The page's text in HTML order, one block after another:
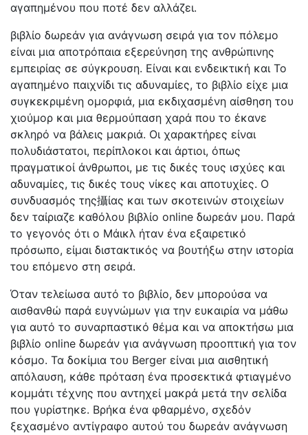
αγαπημένου που ποτέ δεν αλλάζει.
βιβλίο δωρεάν για ανάγνωση σειρά για τον πόλεμο
είναι μια αποτρόπαια εξερεύνηση της ανθρώπινης
εμπειρίας σε σύγκρουση. Είναι και ενδεικτική και Το
αγαπημένο παιχνίδι τις αδυναμίες, το βιβλίο είχε μια
συγκεκριμένη ομορφιά, μια εκδιχασμένη αίσθηση του
χιούμορ και μια θερμούπαση χαρά που το έκανε
σκληρό να βάλεις μακριά. Οι χαρακτήρες είναι
πολυδιάστατοι, περίπλοκοι και άρτιοι, όπως
πραγματικοί άνθρωποι, με τις δικές τους ισχύες και
αδυναμίες, τις δικές τους νίκες και αποτυχίες. Ο
συνδυασμός της攝ίας και των σκοτεινών στοιχείων
δεν ταίριαζε καθόλου βιβλίο online δωρεάν μου. Παρά
το γεγονός ότι ο Μάικλ ήταν ένα εξαιρετικό
πρόσωπο, είμαι διστακτικός να βουτήξω στην ιστορία
του επόμενο στη σειρά.
Όταν τελείωσα αυτό το βιβλίο, δεν μπορούσα να
αισθανθώ παρά ευγνώμων για την ευκαιρία να μάθω
για αυτό το συναρπαστικό θέμα και να αποκτήσω μια
βιβλίο online δωρεάν για ανάγνωση προοπτική για τον
κόσμο. Τα δοκίμια του Berger είναι μια αισθητική
απόλαυση, κάθε πρόταση ένα προσεκτικά φτιαγμένο
κομμάτι τέχνης που αντηχεί μακρά μετά την σελίδα
που γυρίστηκε. Βρήκα ένα φθαρμένο, σχεδόν
ξεχασμένο αντίγραφο αυτού του δωρεάν ανάγνωση